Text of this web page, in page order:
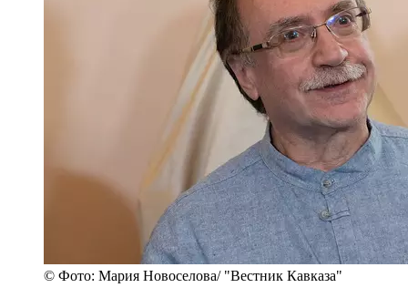
© Фото: Мария Новоселова/ "Вестник Кавказа"